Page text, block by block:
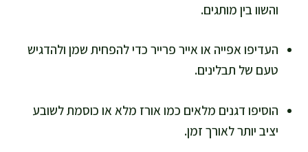
והשוו בין מותגים.
העדיפו אפייה או אייר פרייר כדי להפחית שמן ולהדגיש
טעם של תבלינים.
הוסיפו דגנים מלאים כמו אורז מלא או כוסמת לשובע
יציב יותר לאורך זמן.